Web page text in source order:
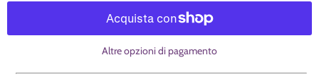
Altre opzioni di pagamento